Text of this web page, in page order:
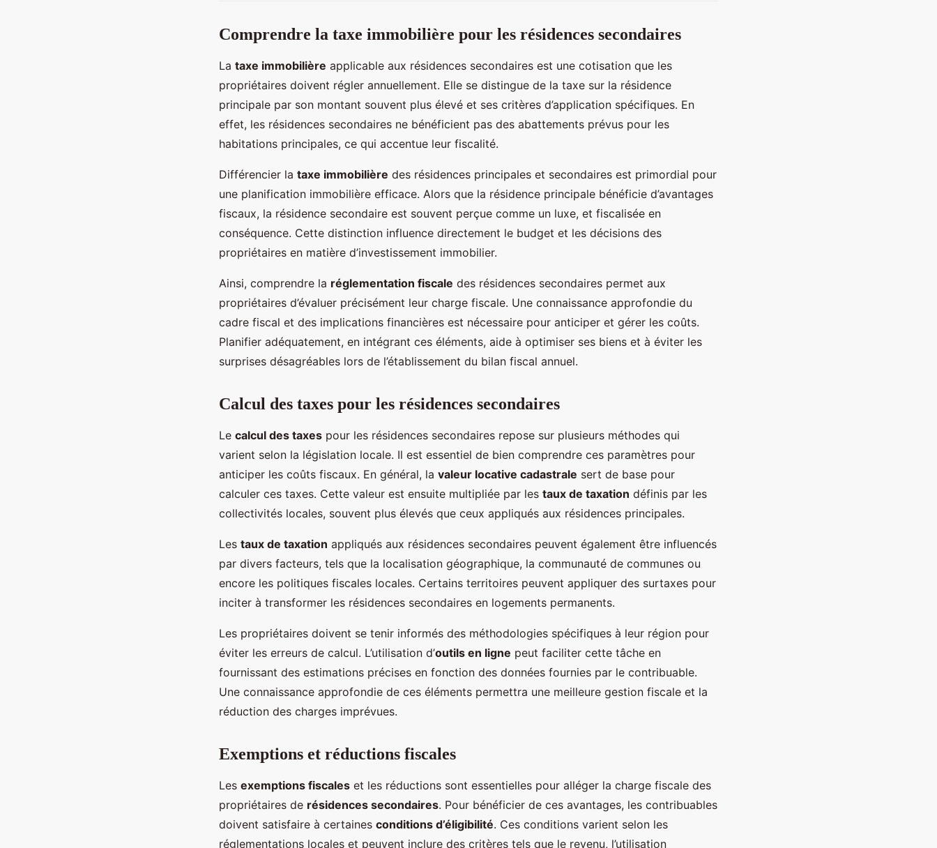
Comprendre la taxe immobilière pour les résidences secondaires
La taxe immobilière applicable aux résidences secondaires est une cotisation que les
propriétaires doivent régler annuellement. Elle se distingue de la taxe sur la résidence
principale par son montant souvent plus élevé et ses critères d’application spécifiques. En
effet, les résidences secondaires ne bénéficient pas des abattements prévus pour les
habitations principales, ce qui accentue leur fiscalité.
Différencier la taxe immobilière des résidences principales et secondaires est primordial pour
une planification immobilière efficace. Alors que la résidence principale bénéficie d’avantages
fiscaux, la résidence secondaire est souvent perçue comme un luxe, et fiscalisée en
conséquence. Cette distinction influence directement le budget et les décisions des
propriétaires en matière d’investissement immobilier.
Ainsi, comprendre la réglementation fiscale des résidences secondaires permet aux
propriétaires d’évaluer précisément leur charge fiscale. Une connaissance approfondie du
cadre fiscal et des implications financières est nécessaire pour anticiper et gérer les coûts.
Planifier adéquatement, en intégrant ces éléments, aide à optimiser ses biens et à éviter les
surprises désagréables lors de l’établissement du bilan fiscal annuel.
Calcul des taxes pour les résidences secondaires
Le calcul des taxes pour les résidences secondaires repose sur plusieurs méthodes qui
varient selon la législation locale. Il est essentiel de bien comprendre ces paramètres pour
anticiper les coûts fiscaux. En général, la valeur locative cadastrale sert de base pour
calculer ces taxes. Cette valeur est ensuite multipliée par les taux de taxation définis par les
collectivités locales, souvent plus élevés que ceux appliqués aux résidences principales.
Les taux de taxation appliqués aux résidences secondaires peuvent également être influencés
par divers facteurs, tels que la localisation géographique, la communauté de communes ou
encore les politiques fiscales locales. Certains territoires peuvent appliquer des surtaxes pour
inciter à transformer les résidences secondaires en logements permanents.
Les propriétaires doivent se tenir informés des méthodologies spécifiques à leur région pour
éviter les erreurs de calcul. L’utilisation d’outils en ligne peut faciliter cette tâche en
fournissant des estimations précises en fonction des données fournies par le contribuable.
Une connaissance approfondie de ces éléments permettra une meilleure gestion fiscale et la
réduction des charges imprévues.
Exemptions et réductions fiscales
Les exemptions fiscales et les réductions sont essentielles pour alléger la charge fiscale des
propriétaires de résidences secondaires. Pour bénéficier de ces avantages, les contribuables
doivent satisfaire à certaines conditions d’éligibilité. Ces conditions varient selon les
réglementations locales et peuvent inclure des critères tels que le revenu, l’utilisation